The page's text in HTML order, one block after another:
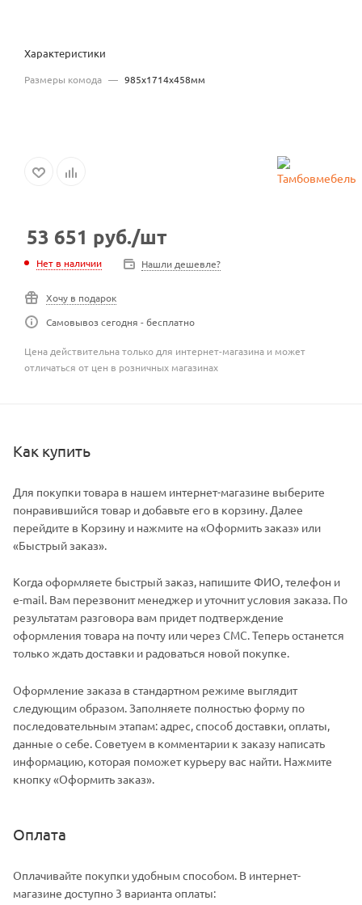
Характеристики
Размеры комода — 985x1714x458мм
53 651 руб./шт
Нет в наличии Нашли дешевле?
Хочу в подарок
Самовывоз сегодня - бесплатно
Цена действительна только для интернет-магазина и может
отличаться от цен в розничных магазинах
Как купить
Для покупки товара в нашем интернет-магазине выберите
понравившийся товар и добавьте его в корзину. Далее
перейдите в Корзину и нажмите на «Оформить заказ» или
«Быстрый заказ».
Когда оформляете быстрый заказ, напишите ФИО, телефон и
e-mail. Вам перезвонит менеджер и уточнит условия заказа. По
результатам разговора вам придет подтверждение
оформления товара на почту или через СМС. Теперь останется
только ждать доставки и радоваться новой покупке.
Оформление заказа в стандартном режиме выглядит
следующим образом. Заполняете полностью форму по
последовательным этапам: адрес, способ доставки, оплаты,
данные о себе. Советуем в комментарии к заказу написать
информацию, которая поможет курьеру вас найти. Нажмите
кнопку «Оформить заказ».
Оплата
Оплачивайте покупки удобным способом. В интернет-
магазине доступно 3 варианта оплаты: